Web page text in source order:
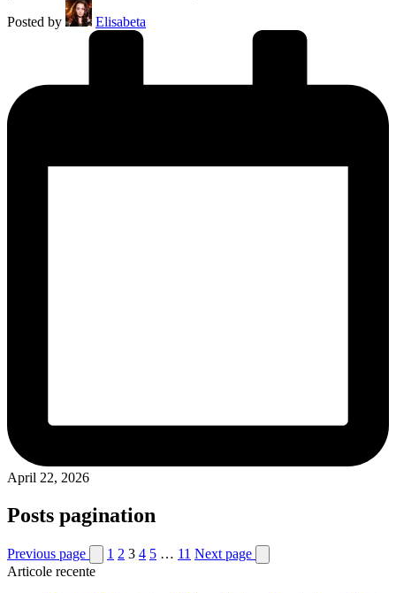
Posted by
Elisabeta
April 22, 2026
Posts pagination
Previous page 1 2 3 4 5 … 11 Next page
Articole recente